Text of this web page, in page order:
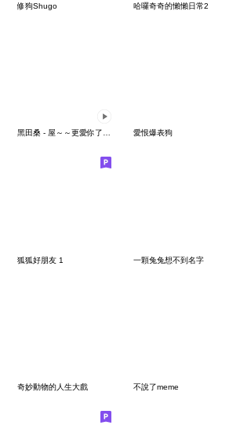
修狗Shugo 哈囉奇奇的懶懶日常2
黑田桑 - 屋～～更愛你了｜情人節特別篇 愛恨爆表狗
狐狐好朋友 1 一顆兔兔想不到名字
奇妙動物的人生大戲 不說了meme